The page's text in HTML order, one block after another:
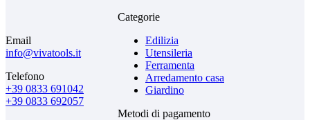
Email
info@vivatools.it
Telefono
+39 0833 691042
+39 0833 692057
Categorie
Edilizia
Utensileria
Ferramenta
Arredamento casa
Giardino
Metodi di pagamento